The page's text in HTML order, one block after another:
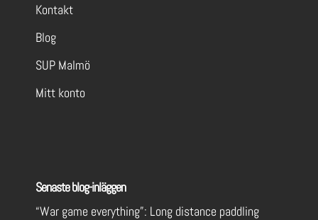
Kontakt
Blog
SUP Malmö
Mitt konto
Senaste blog-inläggen
“War game everything”: Long distance paddling